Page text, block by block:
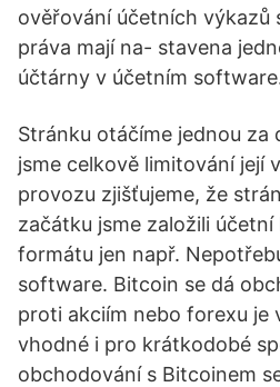
ověřování účetních výkazů
práva mají na- stavena
účtárny v účetním
Stránku otáčíme jednou za
jsme celkově limitování její
provozu zjišťujeme, že
začátku jsme založili účetní
formátu jen např.
software. Bitcoin se dá
proti akciím nebo forexu je
vhodné i pro krátkodobé
obchodování s Bitcoinem